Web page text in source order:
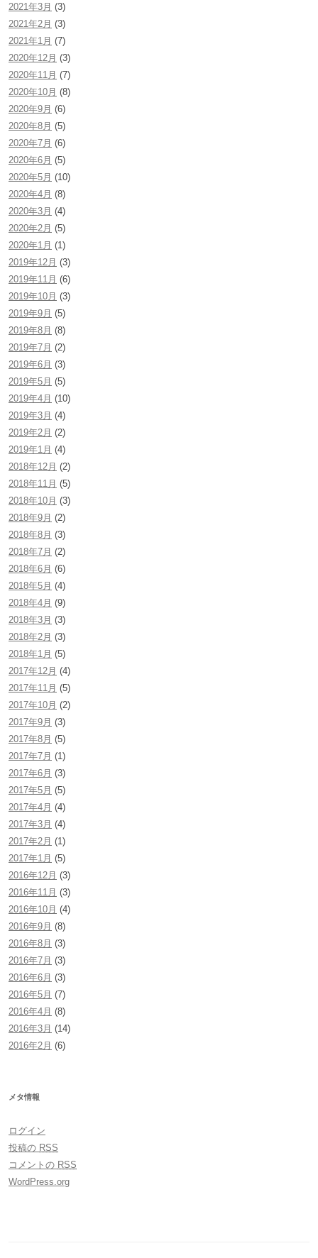
2021年3月 (3)
2021年2月 (3)
2021年1月 (7)
2020年12月 (3)
2020年11月 (7)
2020年10月 (8)
2020年9月 (6)
2020年8月 (5)
2020年7月 (6)
2020年6月 (5)
2020年5月 (10)
2020年4月 (8)
2020年3月 (4)
2020年2月 (5)
2020年1月 (1)
2019年12月 (3)
2019年11月 (6)
2019年10月 (3)
2019年9月 (5)
2019年8月 (8)
2019年7月 (2)
2019年6月 (3)
2019年5月 (5)
2019年4月 (10)
2019年3月 (4)
2019年2月 (2)
2019年1月 (4)
2018年12月 (2)
2018年11月 (5)
2018年10月 (3)
2018年9月 (2)
2018年8月 (3)
2018年7月 (2)
2018年6月 (6)
2018年5月 (4)
2018年4月 (9)
2018年3月 (3)
2018年2月 (3)
2018年1月 (5)
2017年12月 (4)
2017年11月 (5)
2017年10月 (2)
2017年9月 (3)
2017年8月 (5)
2017年7月 (1)
2017年6月 (3)
2017年5月 (5)
2017年4月 (4)
2017年3月 (4)
2017年2月 (1)
2017年1月 (5)
2016年12月 (3)
2016年11月 (3)
2016年10月 (4)
2016年9月 (8)
2016年8月 (3)
2016年7月 (3)
2016年6月 (3)
2016年5月 (7)
2016年4月 (8)
2016年3月 (14)
2016年2月 (6)
メタ情報
ログイン
投稿の RSS
コメントの RSS
WordPress.org